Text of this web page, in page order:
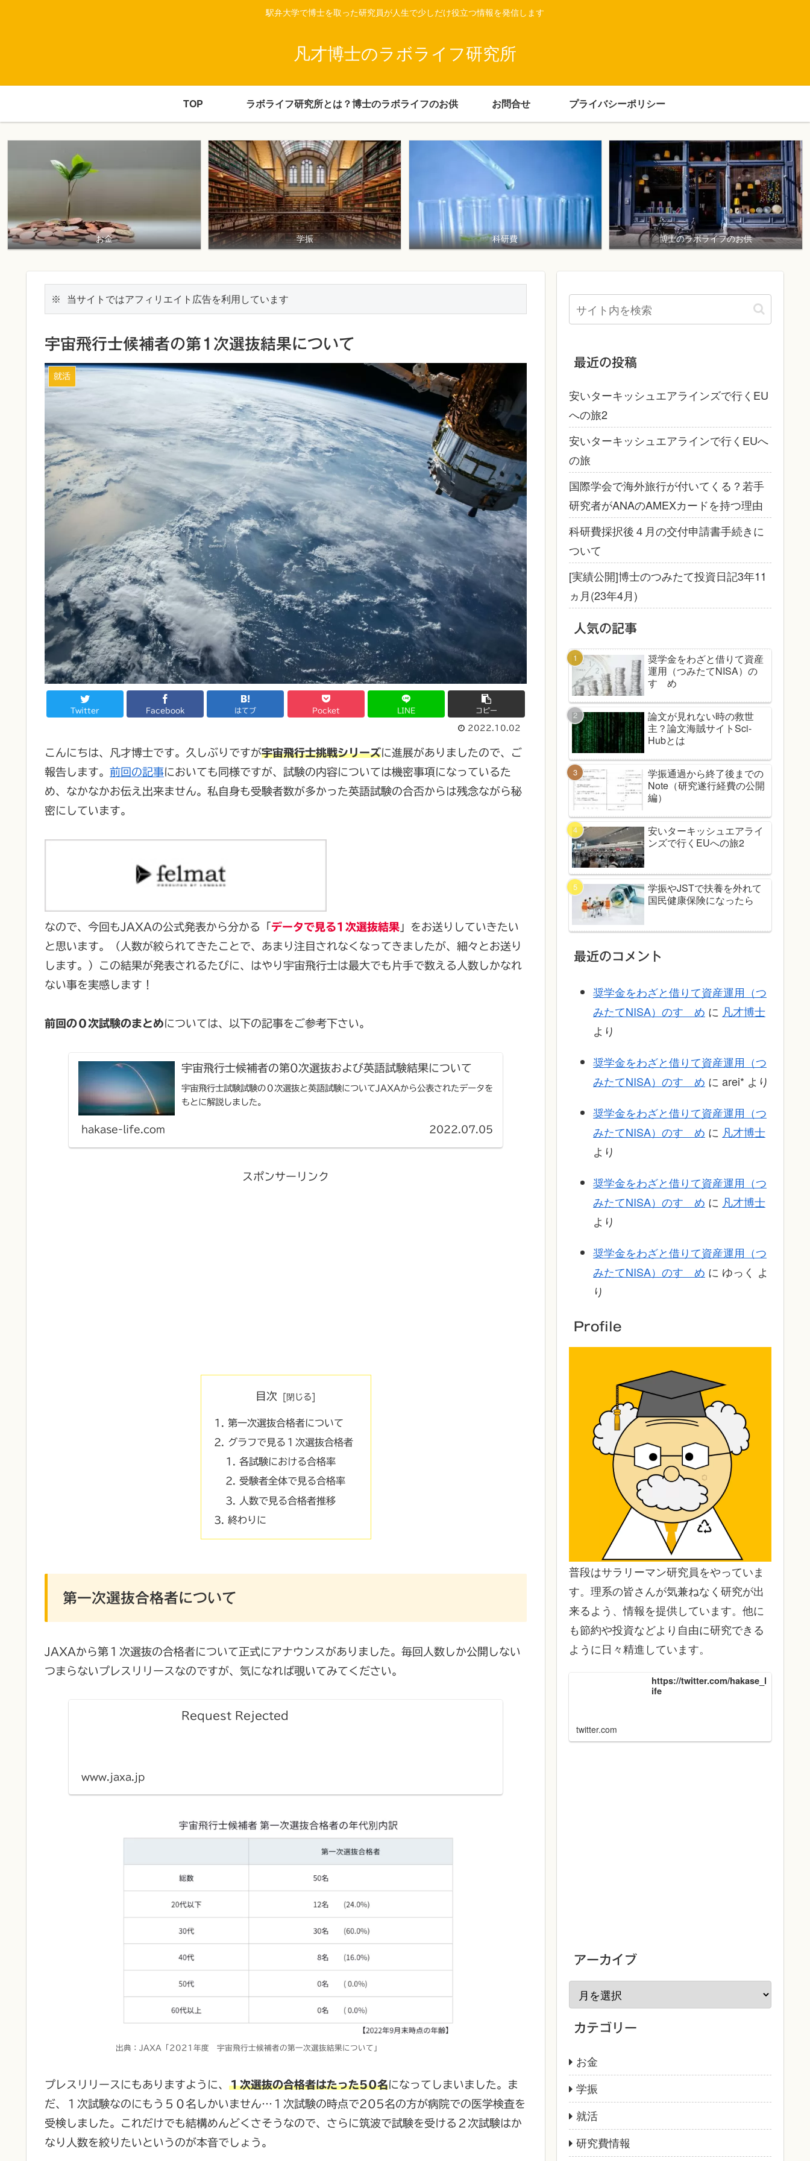
駅弁大学で博士を取った研究員が人生で少しだけ役立つ情報を発信します
凡才博士のラボライフ研究所
TOP ラボライフ研究所とは？博士のラボライフのお供 お問合せ プライバシーポリシー
お金 学振 科研費 博士のラボライフのお供
※ 当サイトではアフィリエイト広告を利用しています
宇宙飛行士候補者の第1次選抜結果について
就活
Twitter Facebook はてブ Pocket LINE コピー
2022.10.02
こんにちは、凡才博士です。久しぶりですが宇宙飛行士挑戦シリーズに進展がありましたので、ご
報告します。 前回の記事においても同様ですが、試験の内容については機密事項になっているた
め、なかなかお伝え出来ません。私自身も受験者数が多かった英語試験の合否からは残念ながら秘
密にしています。
なので、今回もJAXAの公式発表から分かる「 データで見る1次選抜結果 」をお送りしていきたい
と思います。（人数が絞られてきたことで、あまり注目されなくなってきましたが、細々とお送り
します。）この結果が発表されるたびに、はやり宇宙飛行士は最大でも片手で数える人数しかなれ
ない事を実感します！
前回の０次試験のまとめについては、以下の記事をご参考下さい。
宇宙飛行士候補者の第0次選抜および英語試験結果について
宇宙飛行士試験試験の０次選抜と英語試験についてJAXAから公表されたデータを
もとに解説しました。
hakase-life.com 2022.07.05
スポンサーリンク
目次
第一次選抜合格者について
グラフで見る１次選抜合格者
各試験における合格率
受験者全体で見る合格率
人数で見る合格者推移
終わりに
第一次選抜合格者について
JAXAから第１次選抜の合格者について正式にアナウンスがありました。毎回人数しか公開しない
つまらないプレスリリースなのですが、気になれば覗いてみてください。
Request Rejected
www.jaxa.jp
出典：JAXA「2021年度 宇宙飛行士候補者の第一次選抜結果について」
プレスリリースにもありますように、 １次選抜の合格者はたった50名になってしまいました。ま
だ、１次試験なのにもう５０名しかいません…１次試験の時点で205名の方が病院での医学検査を
受検しました。これだけでも結構めんどくさそうなので、さらに筑波で試験を受ける２次試験はか
なり人数を絞りたいというのが本音でしょう。
最近の投稿
安いターキッシュエアラインズで行くEU
への旅2
安いターキッシュエアラインで行くEUへ
の旅
国際学会で海外旅行が付いてくる？若手
研究者がANAのAMEXカードを持つ理由
科研費採択後４月の交付申請書手続きに
ついて
[実績公開]博士のつみたて投資日記3年11
ヵ月(23年4月)
人気の記事
奨学金をわざと借りて資産
運用（つみたてNISA）の
すゝめ
論文が見れない時の救世
主？論文海賊サイトSci-
Hubとは
学振通過から終了後までの
Note（研究遂行経費の公開
編）
安いターキッシュエアライ
ンズで行くEUへの旅2
学振やJSTで扶養を外れて
国民健康保険になったら
最近のコメント
奨学金をわざと借りて資産運用（つ
みたてNISA）のすゝめ に 凡才博士
より
奨学金をわざと借りて資産運用（つ
みたてNISA）のすゝめ に arei* より
奨学金をわざと借りて資産運用（つ
みたてNISA）のすゝめ に 凡才博士
より
奨学金をわざと借りて資産運用（つ
みたてNISA）のすゝめ に 凡才博士
より
奨学金をわざと借りて資産運用（つ
みたてNISA）のすゝめ に ゆっく よ
り
Profile
普段はサラリーマン研究員をやっていま
す。理系の皆さんが気兼ねなく研究が出
来るよう、情報を提供しています。他に
も節約や投資などより自由に研究できる
ように日々精進しています。
https://twitter.com/hakase_l
ife
twitter.com
アーカイブ
カテゴリー
お金
学振
就活
研究費情報